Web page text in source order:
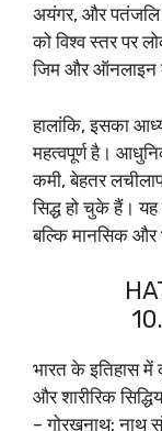
अयंगर, और पतंजलि
को विश्व स्तर पर
जिम और ऑनलाइन
हालांकि, इसका
महत्वपूर्ण है।
कमी, बेहतर
सिद्ध हो चुके हैं। यह
बल्कि मानसिक और
भारत के इतिहास में
और शारीरिक
– गोरखनाथ: नाथ